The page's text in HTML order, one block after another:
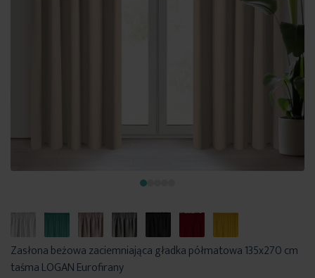
Zasłona beżowa zaciemniająca gładka półmatowa 135x270 cm
taśma LOGAN Eurofirany